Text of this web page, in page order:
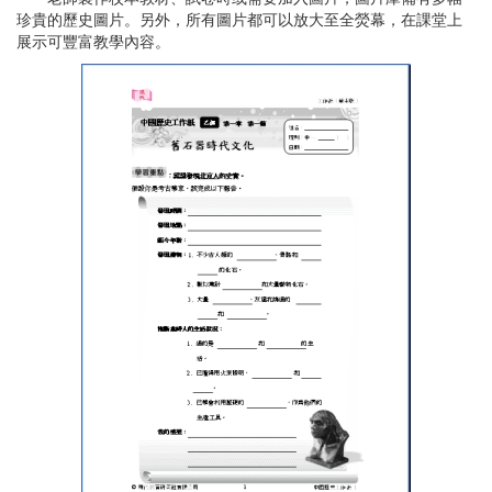
珍貴的歷史圖片。另外，所有圖片都可以放大至全熒幕，在課堂上
展示可豐富教學內容。